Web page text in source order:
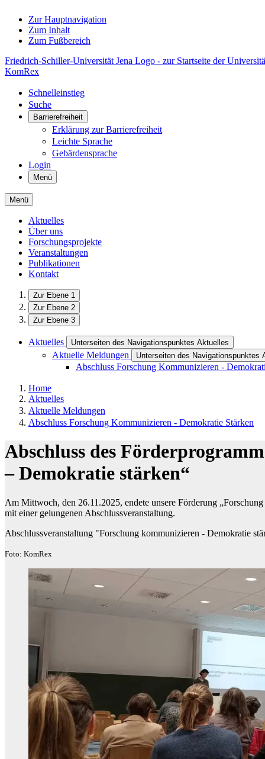
Zur Hauptnavigation
Zum Inhalt
Zum Fußbereich
Friedrich-Schiller-Universität Jena Logo - zur Startseite der
KomRex
Schnelleinstieg
Suche
Barrierefreiheit
Erklärung zur Barrierefreiheit
Leichte Sprache
Gebärdensprache
Login
Menü
Menü
Aktuelles
Über uns
Forschungsprojekte
Veranstaltungen
Publikationen
Kontakt
Zur Ebene 1
Zur Ebene 2
Zur Ebene 3
Aktuelles Unterseiten des Navigationspunktes Aktuelles
Aktuelle Meldungen Unterseiten des Navigationspunktes
Abschluss Forschung Kommunizieren -
Home
Aktuelles
Aktuelle Meldungen
Abschluss Forschung Kommunizieren - Demokratie Stärken
Abschluss des
– Demokratie stärken“
Am Mittwoch, den 26.11.2025, endete unsere Förderung
mit einer gelungenen Abschlussveranstaltung.
Abschlussveranstaltung "Forschung kommunizieren - Demokratie
Foto: KomRex